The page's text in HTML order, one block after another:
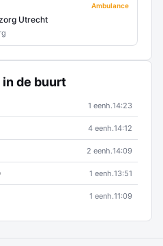
Ambulance
Utrecht
de buurt
1 eenh.14:23
4 eenh.14:12
2 eenh.14:09
1 eenh.13:51
1 eenh.11:09